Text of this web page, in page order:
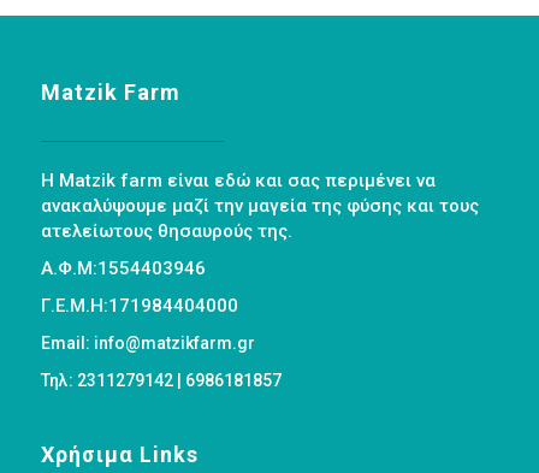
Matzik Farm
Η Matzik farm είναι εδώ και σας περιμένει να
ανακαλύψουμε μαζί την μαγεία της φύσης και τους
ατελείωτους θησαυρούς της.
Α.Φ.Μ:1554403946
Γ.Ε.Μ.Η:171984404000
Email: info@matzikfarm.gr
Τηλ: 2311279142 | 6986181857
Χρήσιμα Links